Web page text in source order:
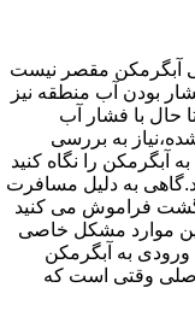
آبگرمکن مقصر نیست
بودن آب منطقه نیز
حال با فشار آب
به بررسی
آبگرمکن را نگاه کنید
به دلیل مسافرت
فراموش می کنید
این موارد مشکل خاصی
ورودی به آبگرمکن
وقتی است که